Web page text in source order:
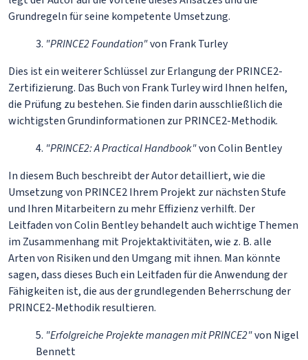
Grundregeln für seine kompetente Umsetzung.
3. "PRINCE2 Foundation"von Frank Turley
Dies ist ein weiterer Schlüssel zur Erlangung der PRINCE2-
Zertifizierung. Das Buch von Frank Turley wird Ihnen helfen,
die Prüfung zu bestehen. Sie finden darin ausschließlich die
wichtigsten Grundinformationen zur PRINCE2-Methodik.
4. "PRINCE2: A Practical Handbook"von Colin Bentley
In diesem Buch beschreibt der Autor detailliert, wie die
Umsetzung von PRINCE2 Ihrem Projekt zur nächsten Stufe
und Ihren Mitarbeitern zu mehr Effizienz verhilft. Der
Leitfaden von Colin Bentley behandelt auch wichtige Themen
im Zusammenhang mit Projektaktivitäten, wie z. B. alle
Arten von Risiken und den Umgang mit ihnen. Man könnte
sagen, dass dieses Buch ein Leitfaden für die Anwendung der
Fähigkeiten ist, die aus der grundlegenden Beherrschung der
PRINCE2-Methodik resultieren.
5. "Erfolgreiche Projekte managen mit PRINCE2"von Nigel
Bennett